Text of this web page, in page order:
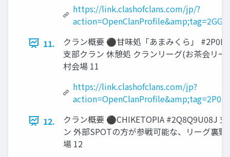
https://link.clashofclans.com/jp/?
11.
クラン概要 ⚫甘味処「あまみくら」
支部クラン 休憩処 クランリーグ(お茶会リー
村会場 11
https://link.clashofclans.com/jp?
12.
クラン概要 ⚫CHIKETOPIA #2Q8Q9U08J
ン 外部SPOTの方が参戦可能な、リーグ裏野
場 12